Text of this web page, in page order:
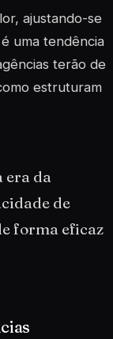
ajustando-se
uma tendência
terão de
estruturam
era da
de
forma eficaz